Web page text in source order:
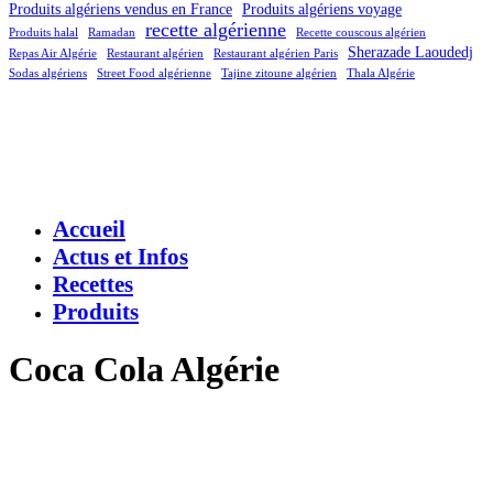
Produits algériens vendus en France Produits algériens voyage
Produits halal Ramadan recette algérienne
Recette couscous algérien
Repas Air Algérie
Restaurant algérien Restaurant algérien Paris Sherazade Laoudedj
Sodas algériens Street Food algérienne Tajine zitoune algérien Thala Algérie
Accueil
Actus et Infos
Recettes
Produits
Coca Cola Algérie